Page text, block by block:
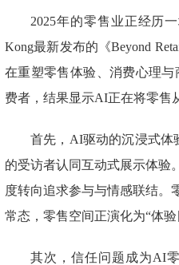
2025年的零售业正经历
Kong最新发布的《Beyond
在重塑零售体验、消费心理
费者，结果显示AI正在将零售
首先，AI驱动的沉浸式体
的受访者认同互动式展示体验
度转向追求参与与情感联结
常态，零售空间正演化为“体
其次，信任问题成为AI